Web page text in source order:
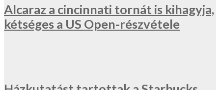
Alcaraz a cincinnati tornát is kihagyja,
kétséges a US Open-részvétele